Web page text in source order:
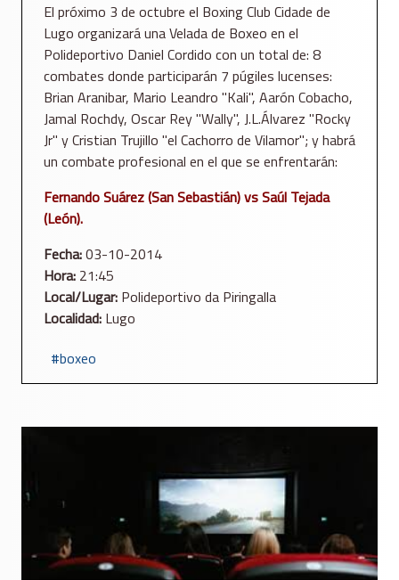
El próximo 3 de octubre el Boxing Club Cidade de
Lugo organizará una Velada de Boxeo en el
Polideportivo Daniel Cordido con un total de: 8
combates donde participarán 7 púgiles lucenses:
Brian Aranibar, Mario Leandro "Kali", Aarón Cobacho,
Jamal Rochdy, Oscar Rey "Wally", J.L.Álvarez "Rocky
Jr" y Cristian Trujillo "el Cachorro de Vilamor"; y habrá
un combate profesional en el que se enfrentarán:
Fernando Suárez (San Sebastián) vs Saúl Tejada
(León).
Fecha:03-10-2014
Hora: 21:45
Local/Lugar: Polideportivo da Piringalla
Localidad: Lugo
boxeo